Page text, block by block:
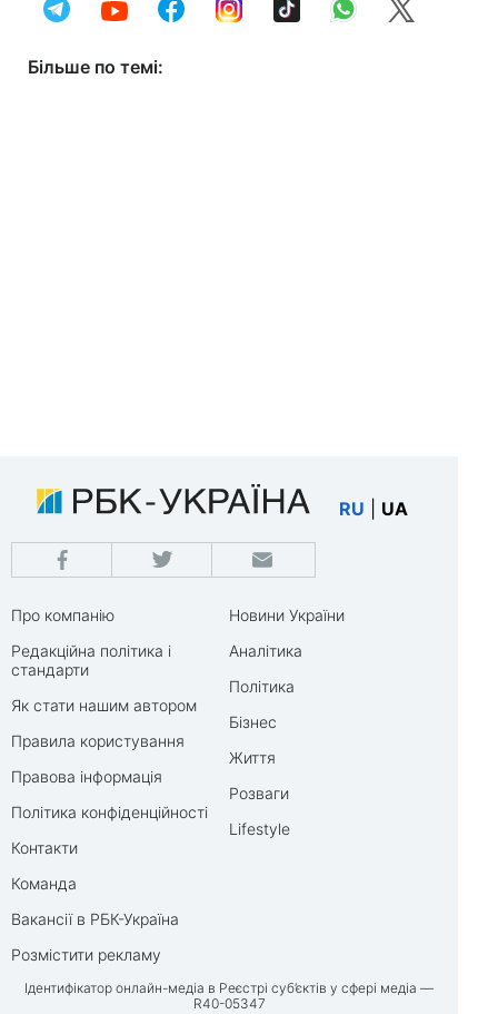
Більше по темі:
RU UA
Про компанію
Редакційна політика і
стандарти
Як стати нашим автором
Правила користування
Правова інформація
Політика конфіденційності
Контакти
Команда
Вакансії в РБК-Україна
Розмістити рекламу
Новини України
Аналітика
Політика
Бізнес
Життя
Розваги
Lifestyle
Ідентифікатор онлайн-медіа в Реєстрі суб’єктів у сфері медіа —
R40-05347